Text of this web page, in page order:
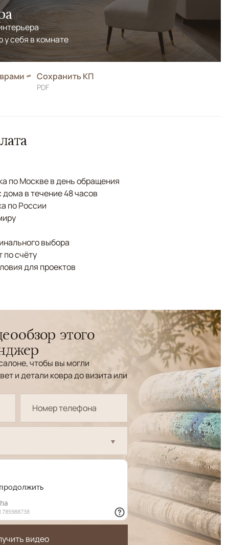
у себя в комнате
Сохранить КП
PDF
по Москве в день обращения
в течение 48 часов
по России
выбора
по счёту
для проектов
этого
чтобы вы могли
и детали ковра до визита или
видео